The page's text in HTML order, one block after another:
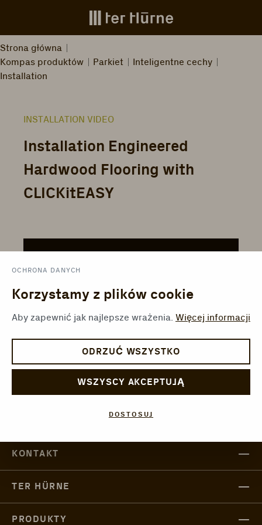
Skip to main content
Strona główna
Kompas produktów
Parkiet
Inteligentne cechy
Installation
INSTALLATION VIDEO
Installation Engineered
Hardwood Flooring with
CLICKitEASY
KONTAKT
TER HÜRNE
PRODUKTY
OCHRONA DANYCH
Korzystamy z plików cookie
Aby zapewnić jak najlepsze wrażenia. Więcej informacji
ODRZUĆ WSZYSTKO
WSZYSCY AKCEPTUJĄ
DOSTOSUJ